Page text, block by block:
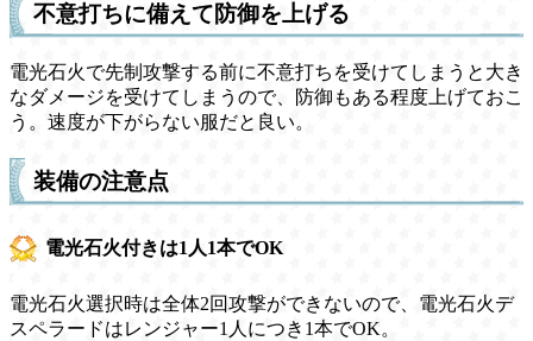
不意打ちに備えて防御を上げる
電光石火で先制攻撃する前に不意打ちを受けてしまうと大き
なダメージを受けてしまうので、防御もある程度上げておこ
う。速度が下がらない服だと良い。
装備の注意点
電光石火付きは1人1本でOK
電光石火選択時は全体2回攻撃ができないので、電光石火デ
スペラードはレンジャー1人につき1本でOK。